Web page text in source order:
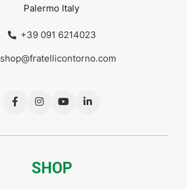
Palermo Italy
+39 091 6214023
shop@fratellicontorno.com
SHOP